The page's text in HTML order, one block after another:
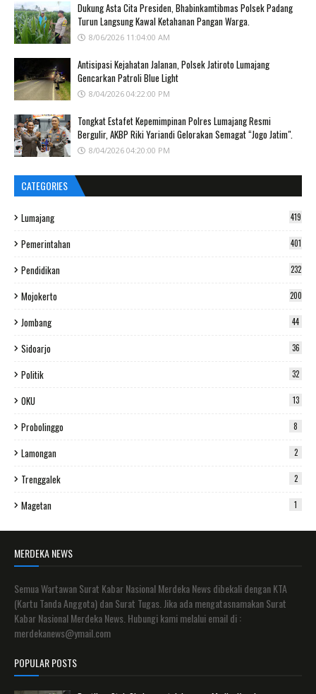
Dukung Asta Cita Presiden, Bhabinkamtibmas Polsek Padang
Turun Langsung Kawal Ketahanan Pangan Warga.
8/06/2026 11:04:00 AM
Antisipasi Kejahatan Jalanan, Polsek Jatiroto Lumajang
Gencarkan Patroli Blue Light
8/04/2026 04:22:00 PM
Tongkat Estafet Kepemimpinan Polres Lumajang Resmi
Bergulir, AKBP Riki Yariandi Gelorakan Semagat “Jogo Jatim".
8/04/2026 04:20:00 PM
CATEGORIES
Lumajang 419
Pemerintahan 401
Pendidikan 232
Mojokerto 200
Jombang 44
Sidoarjo 36
Politik 32
OKU 13
Probolinggo 8
Lamongan 2
Trenggalek 2
Magetan 1
MERDEKA NEWS
Semua Wartawan Surat Kabar Nasional Merdeka News dibekali dengan KTA
(Kartu Tanda Anggota) dan Surat Tugas. Jika ada mengatasnamakan Surat
Kabar Nasional Merdeka News. Hubungi kami melalui email di :
merdekanews@ymail.com
POPULAR POSTS